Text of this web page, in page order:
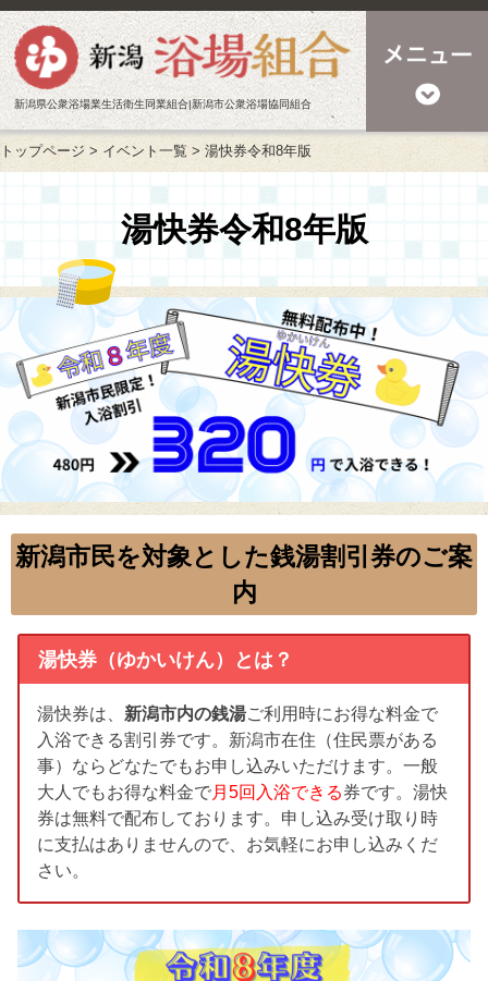
新潟県公衆浴場業生活衛生同業組合|新潟市公衆浴場協同組合
トップページ > イベント一覧 > 湯快券令和8年版
湯快券令和8年版
新潟市民を対象とした銭湯割引券のご案
内
湯快券（ゆかいけん）とは？
湯快券は、 新潟市内の銭湯ご利用時にお得な料金で
入浴できる割引券です。新潟市在住（住民票がある
事）ならどなたでもお申し込みいただけます。一般
大人でもお得な料金で月5回入浴できる券です。湯快
券は無料で配布しております。申し込み受け取り時
に支払はありませんので、お気軽にお申し込みくだ
さい。